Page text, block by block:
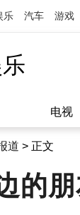
乐 汽车 游戏
电视
道 > 正文
的